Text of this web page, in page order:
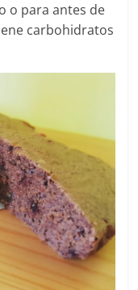
o para antes de
carbohidratos